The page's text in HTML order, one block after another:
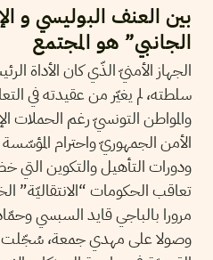
بين العنف البوليسي و
الجانبي” هو المجتمع
الجهاز الأمنيّ الذّي كان الأداة
سلطته، لم يغيّر من عقيدته في
والمواطن التونسيّ رغم الحملات
الأمن الجمهوريّ واحترام المؤسّسة
ودورات التأهيل والتكوين التي
تعاقب الحكومات “الانتقاليّة”
مرورا بالباجي قايد السبسي
وصولا على مهدي جمعة، سُجّلت